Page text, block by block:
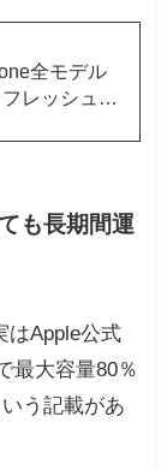
全モデル
レッシュレ
も長期間運
はApple公式
最大容量80％
う記載があ